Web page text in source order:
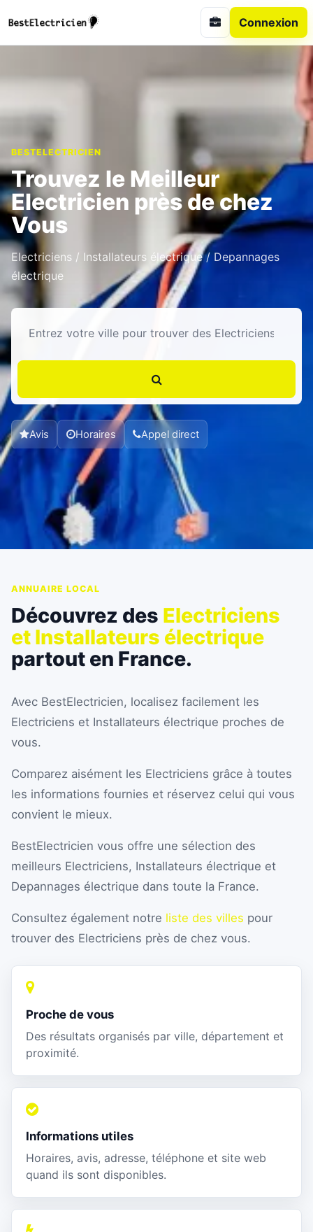
Connexion
BESTELECTRICIEN
Trouvez le Meilleur
Electricien près de chez
Vous
Electriciens / Installateurs électrique / Depannages
électrique
Avis Horaires Appel direct
ANNUAIRE LOCAL
Découvrez des Electriciens
et Installateurs électrique
partout en France.
Avec BestElectricien, localisez facilement les
Electriciens et Installateurs électrique proches de
vous.
Comparez aisément les Electriciens grâce à toutes
les informations fournies et réservez celui qui vous
convient le mieux.
BestElectricien vous offre une sélection des
meilleurs Electriciens, Installateurs électrique et
Depannages électrique dans toute la France.
Consultez également notre liste des villes pour
trouver des Electriciens près de chez vous.
Proche de vous
Des résultats organisés par ville, département et
proximité.
Informations utiles
Horaires, avis, adresse, téléphone et site web
quand ils sont disponibles.